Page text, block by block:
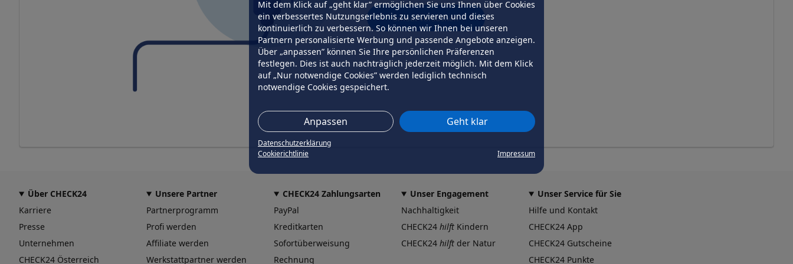
Mit dem Klick auf „geht klar” ermöglichen Sie uns Ihnen über Cookies
ein verbessertes Nutzungserlebnis zu servieren und dieses
kontinuierlich zu verbessern. So können wir Ihnen bei unseren
Partnern personalisierte Werbung und passende Angebote anzeigen.
Über „anpassen” können Sie Ihre persönlichen Präferenzen
festlegen. Dies ist auch nachträglich jederzeit möglich. Mit dem Klick
auf „Nur notwendige Cookies” werden lediglich technisch
notwendige Cookies gespeichert.
Anpassen Geht klar
Datenschutzerklärung
Cookierichtlinie
Impressum
erneut versuchen
Über CHECK24
Karriere
Presse
Unternehmen
CHECK24 Österreich
Unsere Partner
Partnerprogramm
Profi werden
Affiliate werden
Werkstattpartner werden
CHECK24 Zahlungsarten
PayPal
Kreditkarten
Sofortüberweisung
Rechnung
Unser Engagement
Nachhaltigkeit
CHECK24 hilft Kindern
CHECK24 hilft der Natur
Unser Service für Sie
Hilfe und Kontakt
CHECK24 App
CHECK24 Gutscheine
CHECK24 Punkte